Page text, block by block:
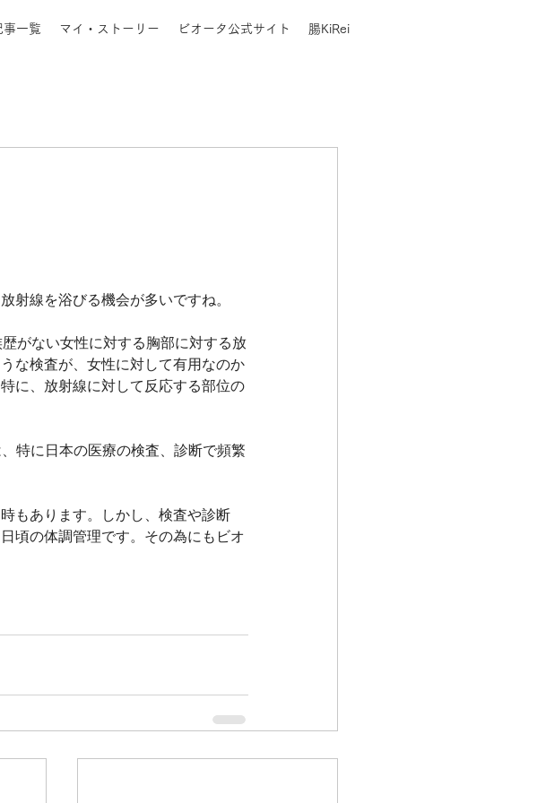
事一覧 マイ・ストーリー ビオータ公式サイト 腸KiRei
射線を浴びる機会が多いですね。
がない女性に対する胸部に対する放
な検査が、女性に対して有用なのか
に、放射線に対して反応する部位の
特に日本の医療の検査、診断で頻繁
もあります。しかし、検査や診断
頃の体調管理です。その為にもビオ